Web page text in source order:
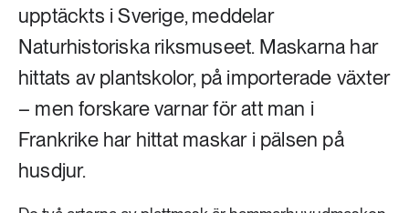
upptäckts i Sverige, meddelar
Naturhistoriska riksmuseet. Maskarna har
hittats av plantskolor, på importerade växter
– men forskare varnar för att man i
Frankrike har hittat maskar i pälsen på
husdjur.